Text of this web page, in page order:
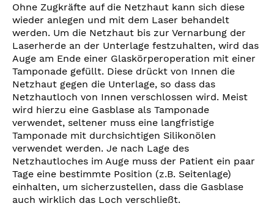
Ohne Zugkräfte auf die Netzhaut kann sich diese
wieder anlegen und mit dem Laser behandelt
werden. Um die Netzhaut bis zur Vernarbung der
Laserherde an der Unterlage festzuhalten, wird das
Auge am Ende einer Glaskörperoperation mit einer
Tamponade gefüllt. Diese drückt von Innen die
Netzhaut gegen die Unterlage, so dass das
Netzhautloch von Innen verschlossen wird. Meist
wird hierzu eine Gasblase als Tamponade
verwendet, seltener muss eine langfristige
Tamponade mit durchsichtigen Silikonölen
verwendet werden. Je nach Lage des
Netzhautloches im Auge muss der Patient ein paar
Tage eine bestimmte Position (z.B. Seitenlage)
einhalten, um sicherzustellen, dass die Gasblase
auch wirklich das Loch verschließt.